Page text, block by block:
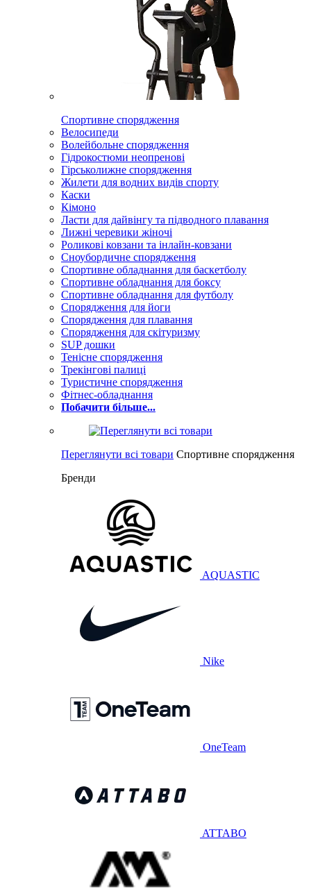
Спортивне спорядження
Велосипеди
Волейбольне спорядження
Гідрокостюми неопренові
Гірськолижне спорядження
Жилети для водних видів спорту
Каски
Кімоно
Ласти для дайвінгу та підводного плавання
Лижні черевики жіночі
Роликові ковзани та інлайн-ковзани
Сноубордичне спорядження
Спортивне обладнання для баскетболу
Спортивне обладнання для боксу
Спортивне обладнання для футболу
Спорядження для йоги
Спорядження для плавання
Спорядження для скітуризму
SUP дошки
Тенісне спорядження
Трекінгові палиці
Туристичне спорядження
Фітнес-обладнання
Побачити більше...
Переглянути всі товари Спортивне спорядження
Бренди
AQUASTIC
Nike
OneTeam
ATTABO